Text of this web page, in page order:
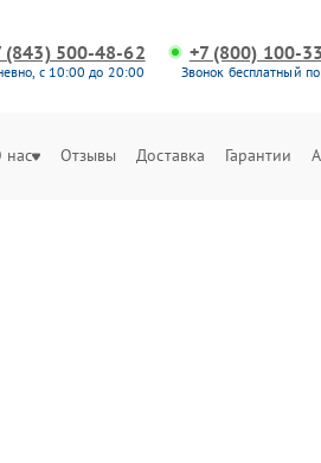
(843) 500-48-62
с 10:00 до 20:00
+7 (800) 100-
Звонок бесплатный
нас Отзывы Доставка Гарантии